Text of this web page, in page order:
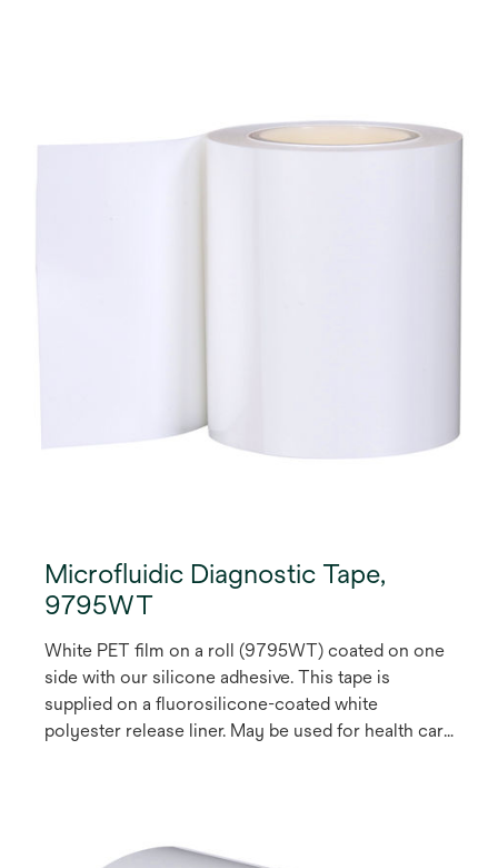
Microfluidic Diagnostic Tape,
9795WT
White PET film on a roll (9795WT) coated on one
side with our silicone adhesive. This tape is
supplied on a fluorosilicone-coated white
polyester release liner. May be used for health care